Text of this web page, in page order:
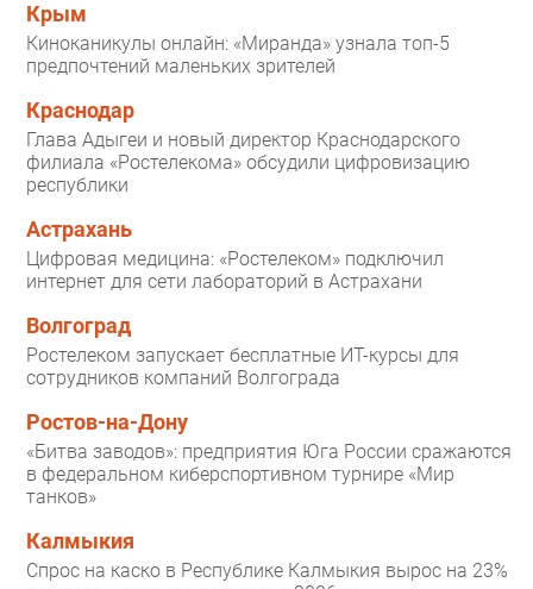
Крым
Киноканикулы онлайн: «Миранда» узнала топ-5
предпочтений маленьких зрителей
Краснодар
Глава Адыгеи и новый директор Краснодарского
филиала «Ростелекома» обсудили цифровизацию
республики
Астрахань
Цифровая медицина: «Ростелеком» подключил
интернет для сети лабораторий в Астрахани
Волгоград
Ростелеком запускает бесплатные ИТ-курсы для
сотрудников компаний Волгограда
Ростов-на-Дону
«Битва заводов»: предприятия Юга России сражаются
в федеральном киберспортивном турнире «Мир
танков»
Калмыкия
Спрос на каско в Республике Калмыкия вырос на 23%